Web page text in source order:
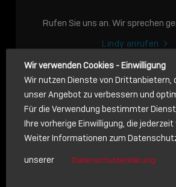
Rufen Sie uns an. Wir sprechen
Lindy anrufen
NACHRICHT
Schreiben Sie lieber? Dann schicken
Wir verwenden Cookies - Einwilligung
Wir nutzen Dienste von Drittanbietern,
unser Angebot zu verbessern und
Für die Verwendung bestimmter
Ihre vorherige Einwilligung, die
Weiter Informationen zum
unserer
Datenschutzerklärung